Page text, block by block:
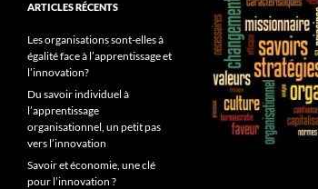
ARTICLES RÉCENTS
Les organisations sont-elles à
égalité face à l’apprentissage et
l’innovation?
Du savoir individuel à
l’apprentissage
organisationnel, un petit pas
vers l’innovation
Savoir et économie, une clé
pour l’innovation ?